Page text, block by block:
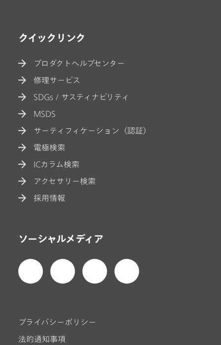
クイックリンク
プロダクトヘルプセンター
修理サービス
SDGs / サスティナビリティ
MSDS
サーティフィケーション（認証）
電極検索
ICカラム検索
アクセサリー検索
採用情報
ソーシャルメディア
プライバシーポリシー
法的通知事項